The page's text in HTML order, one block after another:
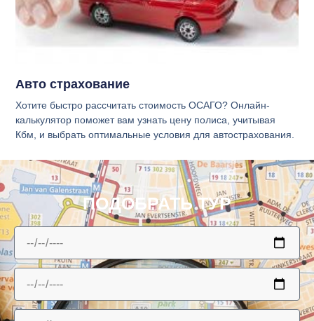
Авто страхование
Хотите быстро рассчитать стоимость ОСАГО? Онлайн-
калькулятор поможет вам узнать цену полиса, учитывая
Кбм, и выбрать оптимальные условия для автострахования.
ПОДОБРАТЬ ТУР